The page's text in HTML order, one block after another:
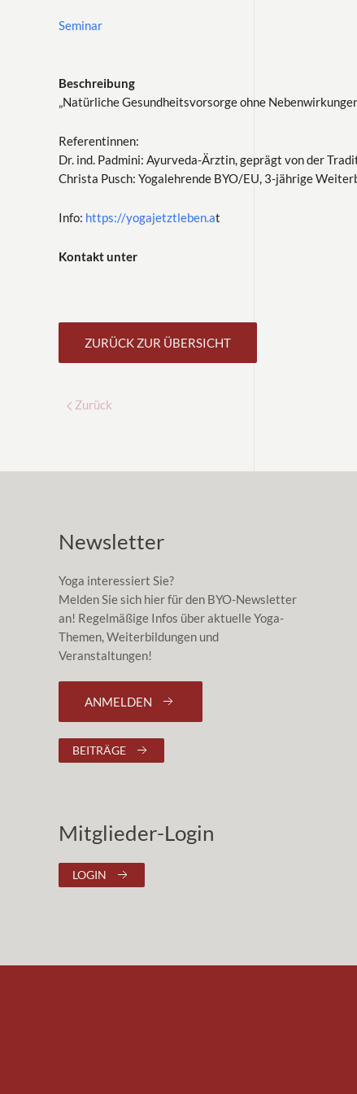
Seminar
Beschreibung
„Natürliche Gesundheitsvorsorge ohne
Referentinnen:
Dr. ind. Padmini: Ayurveda-Ärztin, geprägt von der
Christa Pusch: Yogalehrende BYO/EU, 3-jährige
Info: https://yogajetztleben.at
Kontakt unter
ZURÜCK ZUR ÜBERSICHT
Zurück
Newsletter
Yoga interessiert Sie?
Melden Sie sich hier für den BYO-Newsletter
an! Regelmäßige Infos über aktuelle Yoga-
Themen, Weiterbildungen und
Veranstaltungen!
ANMELDEN
BEITRÄGE
Mitglieder-Login
LOGIN